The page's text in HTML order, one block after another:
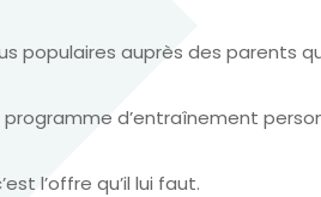
populaires auprès des parents
d’entraînement
l’offre qu’il lui faut.